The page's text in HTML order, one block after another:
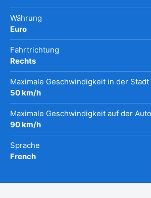
Währung
Euro
Fahrtrichtung
Rechts
Maximale Geschwindigkeit in der Stadt
50 km/h
Maximale Geschwindigkeit auf der
90 km/h
Sprache
French